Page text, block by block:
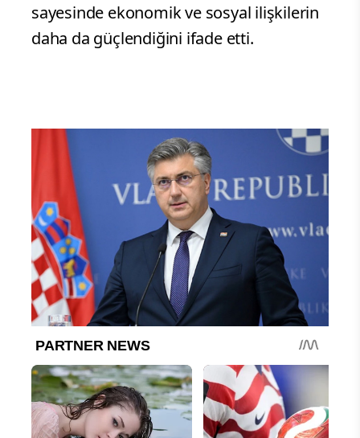
sayesinde ekonomik ve sosyal ilişkilerin
daha da güçlendiğini ifade etti.